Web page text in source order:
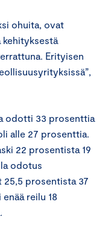
ohuita, ovat
Erityisen
odotti 33 prosenttia
alle 27 prosenttia.
22 prosentista 19
odotus
prosentista 37
reilu 18